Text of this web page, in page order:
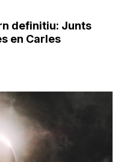
definitiu: Junts
en Carles